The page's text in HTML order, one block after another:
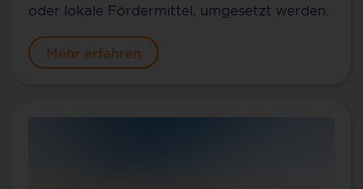
oder lokale Fördermittel, umgesetzt werden.
Mehr erfahren